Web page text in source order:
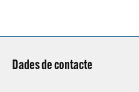
Dades de contacte